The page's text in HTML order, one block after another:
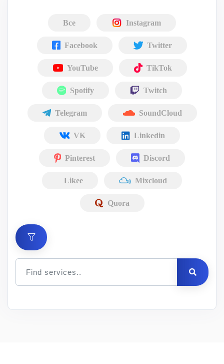
Все Instagram
Facebook Twitter
YouTube TikTok
Spotify Twitch
Telegram SoundCloud
VK Linkedin
Pinterest Discord
Likee Mixcloud
Quora